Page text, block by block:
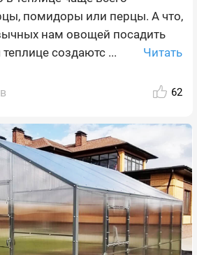
помидоры или перцы. А что,
нам овощей посадить
создаютс ...
Читать
62